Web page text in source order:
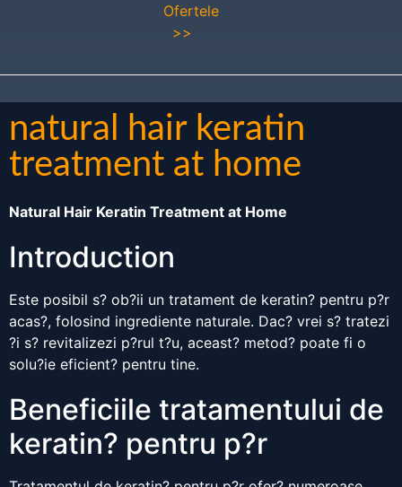
Ofertele
>>
natural hair keratin
treatment at home
Natural Hair Keratin Treatment at Home
Introduction
Este posibil s? ob?ii un tratament de keratin? pentru p?r
acas?, folosind ingrediente naturale. Dac? vrei s? tratezi
?i s? revitalizezi p?rul t?u, aceast? metod? poate fi o
solu?ie eficient? pentru tine.
Beneficiile tratamentului de
keratin? pentru p?r